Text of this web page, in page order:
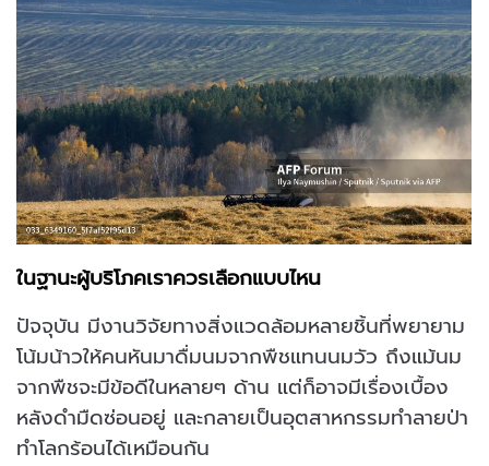
ในฐานะผู้บริโภคเราควรเลือกแบบไหน
ปัจจุบัน มีงานวิจัยทางสิ่งแวดล้อมหลายชิ้นที่พยายาม
โน้มน้าวให้คนหันมาดื่มนมจากพืชแทนนมวัว ถึงแม้นม
จากพืชจะมีข้อดีในหลายๆ ด้าน แต่ก็อาจมีเรื่องเบื้อง
หลังดำมืดซ่อนอยู่ และกลายเป็นอุตสาหกรรมทำลายป่า
ทำโลกร้อนได้เหมือนกัน